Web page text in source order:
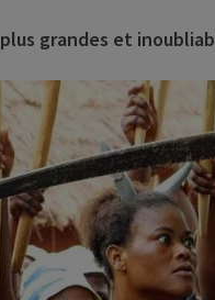
grandes et